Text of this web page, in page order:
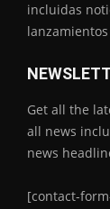
incluidas
Get all the
all news
news
[contact-